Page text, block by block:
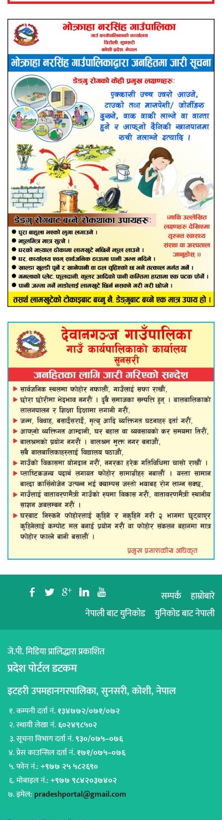
b a c j r सम्पर्क
हाम्रोबारे
नेपाली बाट युनिकोड
युनिकोड बाट नेपाली
जे.पी. मिडिया प्रालिद्धारा प्रकाशित
प्रदेश पोर्टल डटकम
इटहरी उपमहानगरपालिका, सुनसरी, कोशी, नेपाल
कम्पनी दर्ता नं.१३४७७२/०७१/०७२
स्थायी लेखा नं.६०२४९८५०२
सूचना विभाग दर्ता नं.९३०/०७५–०७६
प्रेस काउन्सिल दर्ता नं.१७१/०७५–०७६
फोन नं.:+९७७ २५ ५८२६९०
मोबाइल नं.:+९७७ ९८४२०३७४०२
इमेल: pradeshportal@gmail.com